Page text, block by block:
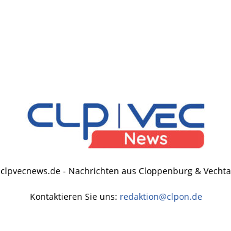
clpvecnews.de - Nachrichten aus Cloppenburg & Vechta
Kontaktieren Sie uns: redaktion@clpon.de